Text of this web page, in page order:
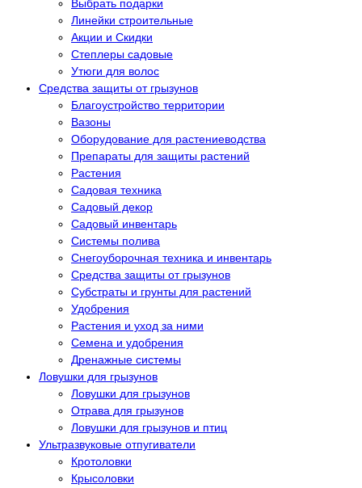
Выбрать подарки
Линейки строительные
Акции и Скидки
Степлеры садовые
Утюги для волос
Средства защиты от грызунов
Благоустройство территории
Вазоны
Оборудование для растениеводства
Препараты для защиты растений
Растения
Садовая техника
Садовый декор
Садовый инвентарь
Системы полива
Снегоуборочная техника и инвентарь
Средства защиты от грызунов
Субстраты и грунты для растений
Удобрения
Растения и уход за ними
Семена и удобрения
Дренажные системы
Ловушки для грызунов
Ловушки для грызунов
Отрава для грызунов
Ловушки для грызунов и птиц
Ультразвуковые отпугиватели
Кротоловки
Крысоловки